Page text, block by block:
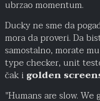
ubrzao momentum.
Ducky ne sme da
mora da proveri. Da
samostalno, morate
type checker, unit
čak igolden
"Humans are slow.